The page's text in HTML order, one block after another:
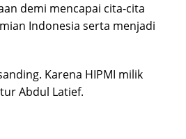
demi mencapai cita-cita
Indonesia serta menjadi
Karena HIPMI milik
Abdul Latief.